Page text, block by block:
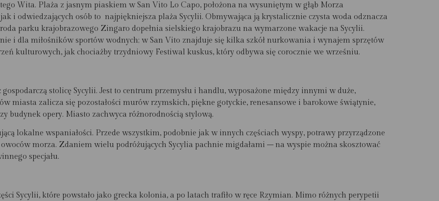
Wita. Plaża z jasnym piaskiem w San Vito Lo Capo, położona na wysuniętym w głąb Morza
i odwiedzających osób to najpiękniejsza plaża Sycylii. Obmywająca ją krystalicznie czysta woda odznacza
parku krajobrazowego Zingaro dopełnia sielskiego krajobrazu na wymarzone wakacje na Sycylii.
i dla miłośników sportów wodnych; w San Vito znajduje się kilka szkół nurkowania i wynajem sprzętów
kulturowych, jak chociażby trzydniowy Festiwal kuskus, który odbywa się corocznie we wrześniu.
stolicę Sycylii. Jest to centrum przemysłu i handlu, wyposażone między innymi w duże,
miasta zalicza się pozostałości murów rzymskich, piękne gotyckie, renesansowe i barokowe świątynie,
budynek opery. Miasto zachwyca różnorodnością stylową.
lokalne wspaniałości. Przede wszystkim, podobnie jak w innych częściach wyspy, potrawy przyrządzone
morza. Zdaniem wielu podróżujących Sycylia pachnie migdałami – na wyspie można skosztować
specjału.
Sycylii, które powstało jako grecka kolonia, a po latach trafiło w ręce Rzymian. Mimo różnych perypetii